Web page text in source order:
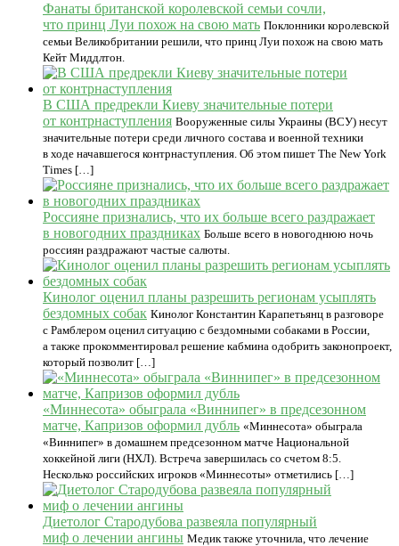
Фанаты британской королевской семьи сочли,
что принц Луи похож на свою мать Поклонники королевской
семьи Великобритании решили, что принц Луи похож на свою мать
Кейт Миддлтон.
В США предрекли Киеву значительные потери
от контрнаступления Вооруженные силы Украины (ВСУ) несут
значительные потери среди личного состава и военной техники
в ходе начавшегося контрнаступления. Об этом пишет The New York
Times […]
Россияне признались, что их больше всего раздражает
в новогодних праздниках Больше всего в новогоднюю ночь
россиян раздражают частые салюты.
Кинолог оценил планы разрешить регионам усыплять
бездомных собак Кинолог Константин Карапетьянц в разговоре
с Рамблером оценил ситуацию с бездомными собаками в России,
а также прокомментировал решение кабмина одобрить законопроект,
который позволит […]
«Миннесота» обыграла «Виннипег» в предсезонном
матче, Капризов оформил дубль «Миннесота» обыграла
«Виннипег» в домашнем предсезонном матче Национальной
хоккейной лиги (НХЛ). Встреча завершилась со счетом 8:5.
Несколько российских игроков «Миннесоты» отметились […]
Диетолог Стародубова развеяла популярный
миф о лечении ангины Медик также уточнила, что лечение